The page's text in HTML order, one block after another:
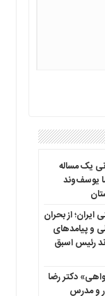
یک مساله
یوسف‌وند
از بحران
و پیامدهای
رئیس اسبق
دکتر رضا
و مدرس